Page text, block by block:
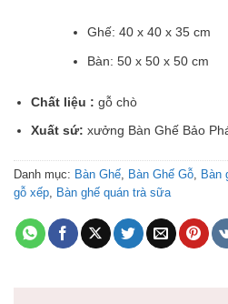
Ghế: 40 x 40 x 35 cm
Bàn: 50 x 50 x 50 cm
Chất liệu : gỗ chò
Xuất sứ: xưởng Bàn Ghế Bảo
Danh mục: Bàn Ghế Bàn Ghế Gỗ Bàn
gỗ xếp
Bàn ghế quán trà sữa